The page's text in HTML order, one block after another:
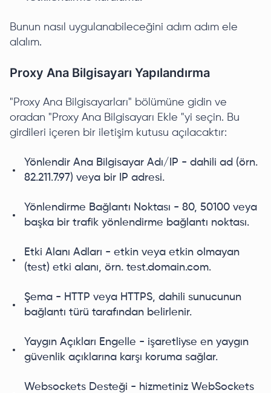
Bunun nasıl uygulanabileceğini adım adım ele
alalım.
Proxy Ana Bilgisayarı Yapılandırma
"Proxy Ana Bilgisayarları" bölümüne gidin ve
oradan "Proxy Ana Bilgisayarı Ekle "yi seçin. Bu
girdileri içeren bir iletişim kutusu açılacaktır:
Yönlendir Ana Bilgisayar Adı/IP - dahili ad (örn.
82.211.7.97) veya bir IP adresi.
Yönlendirme Bağlantı Noktası - 80, 50100 veya
başka bir trafik yönlendirme bağlantı noktası.
Etki Alanı Adları - etkin veya etkin olmayan
(test) etki alanı, örn. test.domain.com.
Şema - HTTP veya HTTPS, dahili sunucunun
bağlantı türü tarafından belirlenir.
Yaygın Açıkları Engelle - işaretliyse en yaygın
güvenlik açıklarına karşı koruma sağlar.
Websockets Desteği - hizmetiniz WebSockets